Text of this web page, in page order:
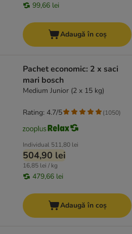
99,66 lei
Adaugă în coș
Pachet economic: 2 x saci
mari bosch
Medium Junior (2 x 15 kg)
Individual 511,80 lei
504,90 lei
16,85 lei / kg
479,66 lei
Rating: 4.7/5 (1050)
Adaugă în coș